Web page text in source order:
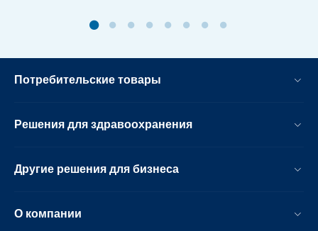
Потребительские товары
Решения для здравоохранения
Другие решения для бизнеса
О компании